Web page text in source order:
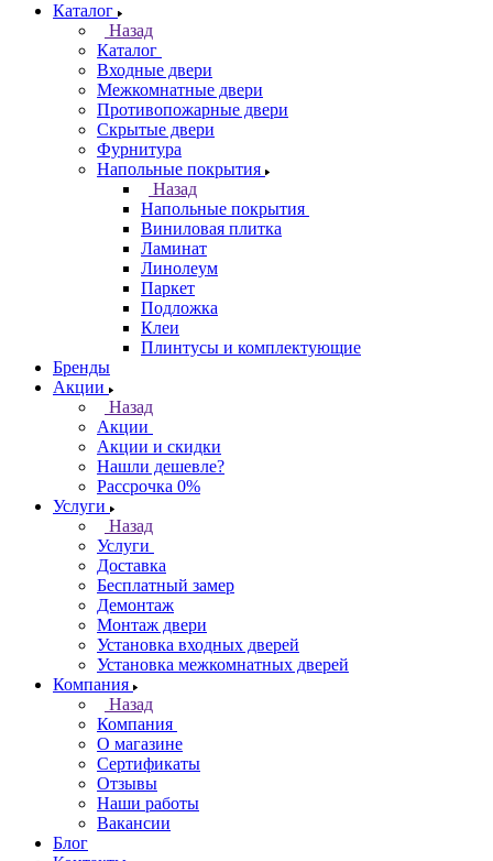
Каталог
Назад
Каталог
Входные двери
Межкомнатные двери
Противопожарные двери
Скрытые двери
Фурнитура
Напольные покрытия
Назад
Напольные покрытия
Виниловая плитка
Ламинат
Линолеум
Паркет
Подложка
Клеи
Плинтусы и комплектующие
Бренды
Акции
Назад
Акции
Акции и скидки
Нашли дешевле?
Рассрочка 0%
Услуги
Назад
Услуги
Доставка
Бесплатный замер
Демонтаж
Монтаж двери
Установка входных дверей
Установка межкомнатных дверей
Компания
Назад
Компания
О магазине
Сертификаты
Отзывы
Наши работы
Вакансии
Блог